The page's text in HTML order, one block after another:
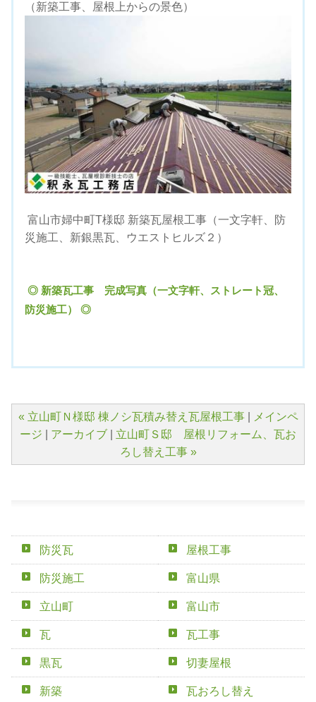
（新築工事、屋根上からの景色）
富山市婦中町T様邸 新築瓦屋根工事（一文字軒、防
災施工、新銀黒瓦、ウエストヒルズ２）
◎ 新築瓦工事 完成写真（一文字軒、ストレート冠、
防災施工） ◎
« 立山町Ｎ様邸 棟ノシ瓦積み替え瓦屋根工事|
メインペ
ージ
アーカイブ
立山町Ｓ邸 屋根リフォーム、瓦お
ろし替え工事 »
防災瓦 屋根工事
防災施工 富山県
立山町 富山市
瓦 瓦工事
黒瓦 切妻屋根
新築 瓦おろし替え